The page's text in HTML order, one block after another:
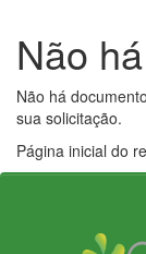
Não
Não há
sua solicitação.
Página inicial do